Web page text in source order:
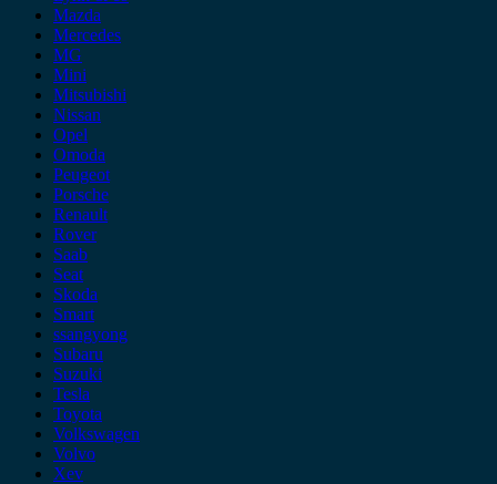
Mazda
Mercedes
MG
Mini
Mitsubishi
Nissan
Opel
Omoda
Peugeot
Porsche
Renault
Rover
Saab
Seat
Skoda
Smart
ssangyong
Subaru
Suzuki
Tesla
Toyota
Volkswagen
Volvo
Xev